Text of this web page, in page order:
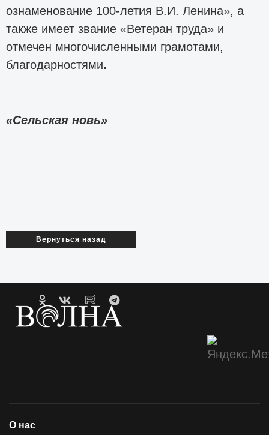
ознаменование 100-летия В.И. Ленина», а
также имеет звание «Ветеран труда» и
отмечен многочисленными грамотами,
благодарностями.
«Сельская новь»
Вернуться назад
О нас